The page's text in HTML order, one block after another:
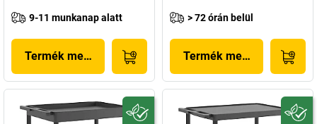
9-11 munkanap alatt
Termék megjelenítése
> 72 órán belül
Termék megjelenítése